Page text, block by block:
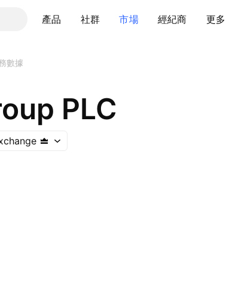
產品 社群 市場 經紀商 更多
數據
PLC